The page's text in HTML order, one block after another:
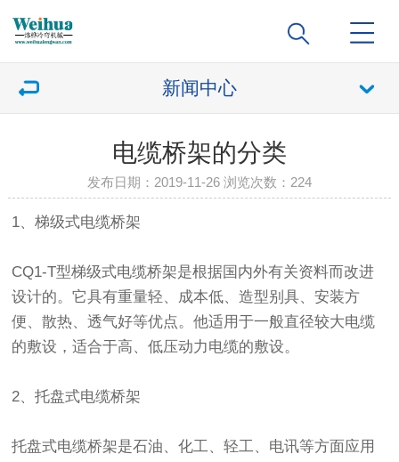
新闻中心
电缆桥架的分类
发布日期：2019-11-26 浏览次数： 224
1、梯级式电缆桥架
CQ1-T型梯级式电缆桥架是根据国内外有关资料而改进
设计的。它具有重量轻、成本低、造型别具、安装方
便、散热、透气好等优点。他适用于一般直径较大电缆
的敷设，适合于高、低压动力电缆的敷设。
2、托盘式电缆桥架
托盘式电缆桥架是石油、化工、轻工、电讯等方面应用